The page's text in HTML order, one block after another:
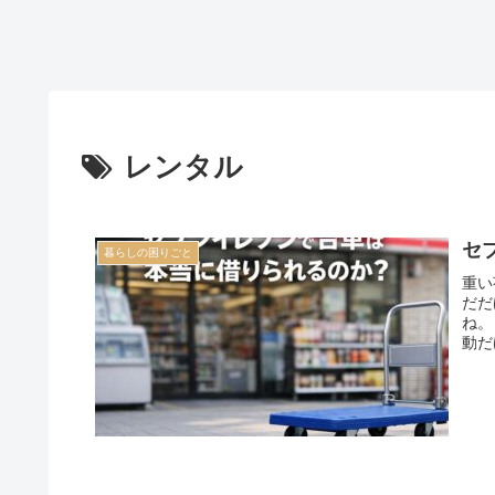
レンタル
暮らしの困りごと セ
重
だ
ね
動